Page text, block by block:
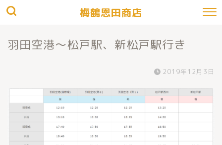
梅鶴恩田商店
羽田空港～松戸駅、新松戸駅行き
2019年12月3日